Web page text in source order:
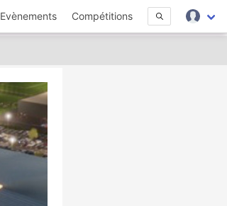
Evènements Compétitions